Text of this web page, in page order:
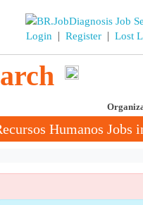
Login | Register | Lost
Humanos Jobs